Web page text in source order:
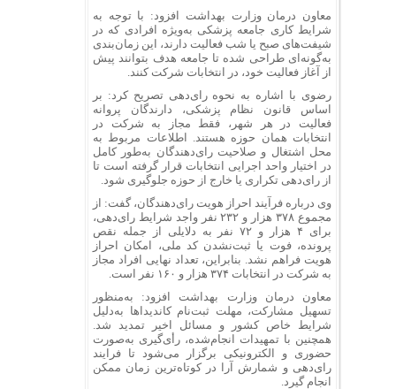
معاون درمان وزارت بهداشت افزود: با توجه به
شرایط کاری جامعه پزشکی به‌ویژه افرادی که در
شیفت‌های صبح یا شب فعالیت دارند، این زمان‌بندی
به‌گونه‌ای طراحی شده تا جامعه هدف بتوانند پیش
از آغاز فعالیت خود، در انتخابات شرکت کنند.
رضوی با اشاره به نحوه رای‌دهی تصریح کرد: بر
اساس قانون نظام پزشکی، دارندگان پروانه
فعالیت در هر شهر، فقط مجاز به شرکت در
انتخابات همان حوزه هستند. اطلاعات مربوط به
محل اشتغال و صلاحیت رای‌دهندگان به‌طور کامل
در اختیار واحد اجرایی انتخابات قرار گرفته است تا
از رای‌دهی تکراری یا خارج از حوزه جلوگیری شود.
وی درباره فرآیند احراز هویت رای‌دهندگان، گفت: از
مجموع ۳۷۸ هزار و ۲۳۲ نفر واجد شرایط رای‌دهی،
برای ۴ هزار و ۷۲ نفر به دلایلی از جمله نقص
پرونده، فوت یا ثبت‌نشدن کد ملی، امکان احراز
هویت فراهم نشد. بنابراین، تعداد نهایی افراد مجاز
به شرکت در انتخابات ۳۷۴ هزار و ۱۶۰ نفر است.
معاون درمان وزارت بهداشت افزود: به‌منظور
تسهیل مشارکت، مهلت ثبت‌نام کاندیداها به‌دلیل
شرایط خاص کشور و مسائل اخیر تمدید شد.
همچنین با تمهیدات انجام‌شده، رأی‌گیری به‌صورت
حضوری و الکترونیکی برگزار می‌شود تا فرایند
رای‌دهی و شمارش آرا در کوتاه‌ترین زمان ممکن
انجام گیرد.